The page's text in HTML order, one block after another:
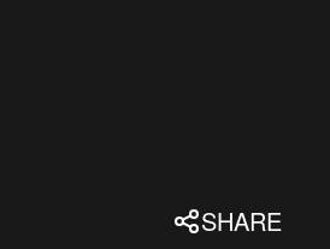
SHARE